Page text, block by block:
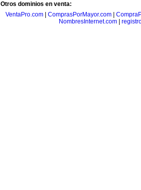
Otros dominios en venta:
VentaPro.com| ComprasPorMayor.com|
NombresInternet.com